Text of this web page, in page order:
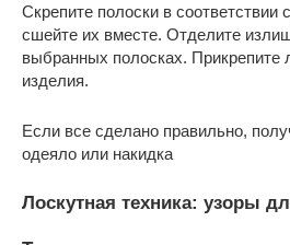
Скрепите полоски в соответствии
сшейте их вместе. Отделите
выбранных полосках. Прикрепите
изделия.
Если все сделано правильно,
одеяло или накидка
Лоскутная техника: узоры